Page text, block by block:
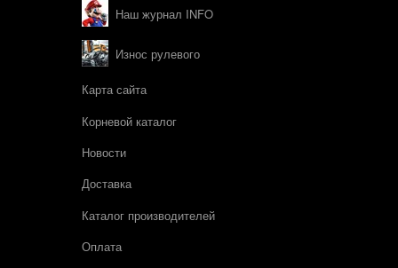
Наш журнал INFO
Износ рулевого
Карта сайта
Корневой каталог
Новости
Доставка
Каталог производителей
Оплата